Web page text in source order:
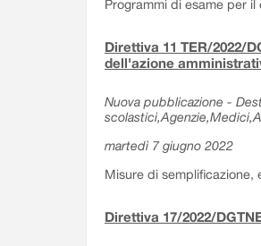
Programmi di esame per
Direttiva 11 TER/2022/
dell'azione
Nuova pubblicazione -
martedì 7 giugno 2022
Misure di semplificazione,
Direttiva 17/2022/